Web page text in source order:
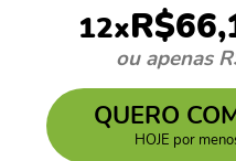
12x
ou apenas
QUERO
HOJE por